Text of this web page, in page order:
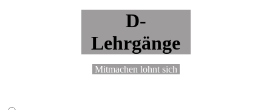
D-
Lehrgänge
Mitmachen lohnt sich